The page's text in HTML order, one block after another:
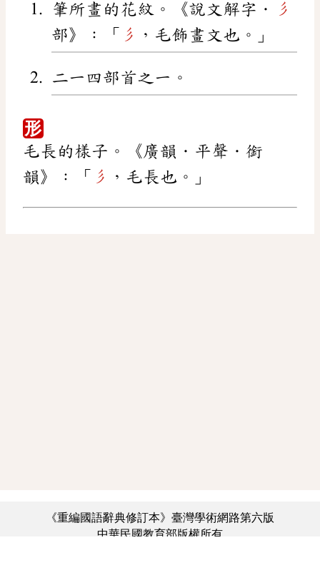
筆所畫的花紋。《說文解字．
彡
部》：「
彡 ，毛飾畫文也。」
二一四部首之一。
形
毛長的樣子。《廣韻．平聲．銜
韻》：「
彡 ，毛長也。」
《重編國語辭典修訂本》臺灣學術網路第六版
中華民國教育部版權所有